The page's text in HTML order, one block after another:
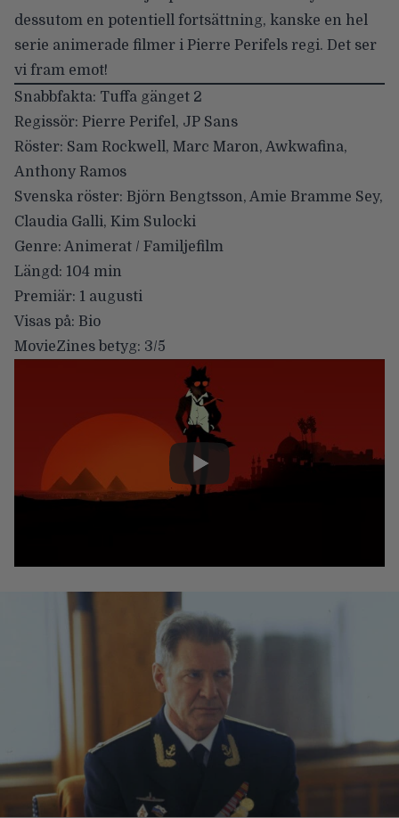
dessutom en potentiell fortsättning, kanske en hel
serie animerade filmer i Pierre Perifels regi. Det ser
vi fram emot!
Snabbfakta: Tuffa gänget 2
Regissör: Pierre Perifel, JP Sans
Röster: Sam Rockwell, Marc Maron, Awkwafina,
Anthony Ramos
Svenska röster: Björn Bengtsson, Amie Bramme Sey,
Claudia Galli, Kim Sulocki
Genre: Animerat / Familjefilm
Längd: 104 min
Premiär: 1 augusti
Visas på: Bio
MovieZines betyg: 3/5